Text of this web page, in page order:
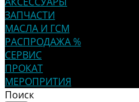
ЗАПЧАСТИ
МАСЛА И ГСМ
РАСПРОДАЖА %
СЕРВИС
ПРОКАТ
МЕРОПРИТИЯ
Поиск